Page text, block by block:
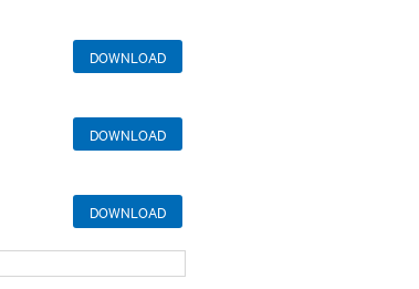
DOWNLOAD
DOWNLOAD
DOWNLOAD